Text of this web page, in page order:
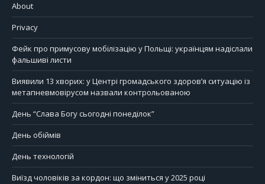
About
Privacy
Фейк про примусову мобілізацію у Польщі: українцям надіслали
фальшиві листи
Виявили 13 хворих: у Центрі громадського здоров’я ситуацію із
метапневмовірусом назвали контрольованою
День “Слава Богу сьогодні понеділок”
День обіймів
День технологій
Виїзд чоловіків за кордон: що зміниться у 2025 році